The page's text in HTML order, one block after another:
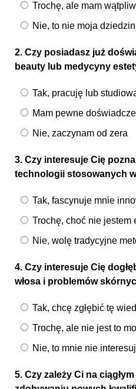
Trochę, ale mam
Nie, to nie moja
2. Czy posiadasz już
beauty lub medycyny
Tak, pracuję lub
Mam pewne
Nie, zaczynam od zera
3. Czy interesuje Cię
technologii stosowanych
Tak, fascynuje mnie
Trochę, choć nie jestem
Nie, wolę tradycyjne
4. Czy interesuje Cię
włosa i problemów
Tak, chcę zgłębić tę
Trochę, ale nie jest to
Nie, to mnie nie
5. Czy zależy Ci na